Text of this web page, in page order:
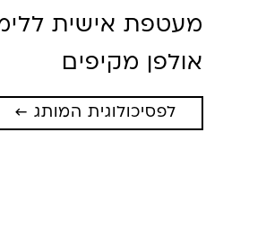
מעטפת אישית
אולפן מקיפים
לפסיכולוגית המותג ←